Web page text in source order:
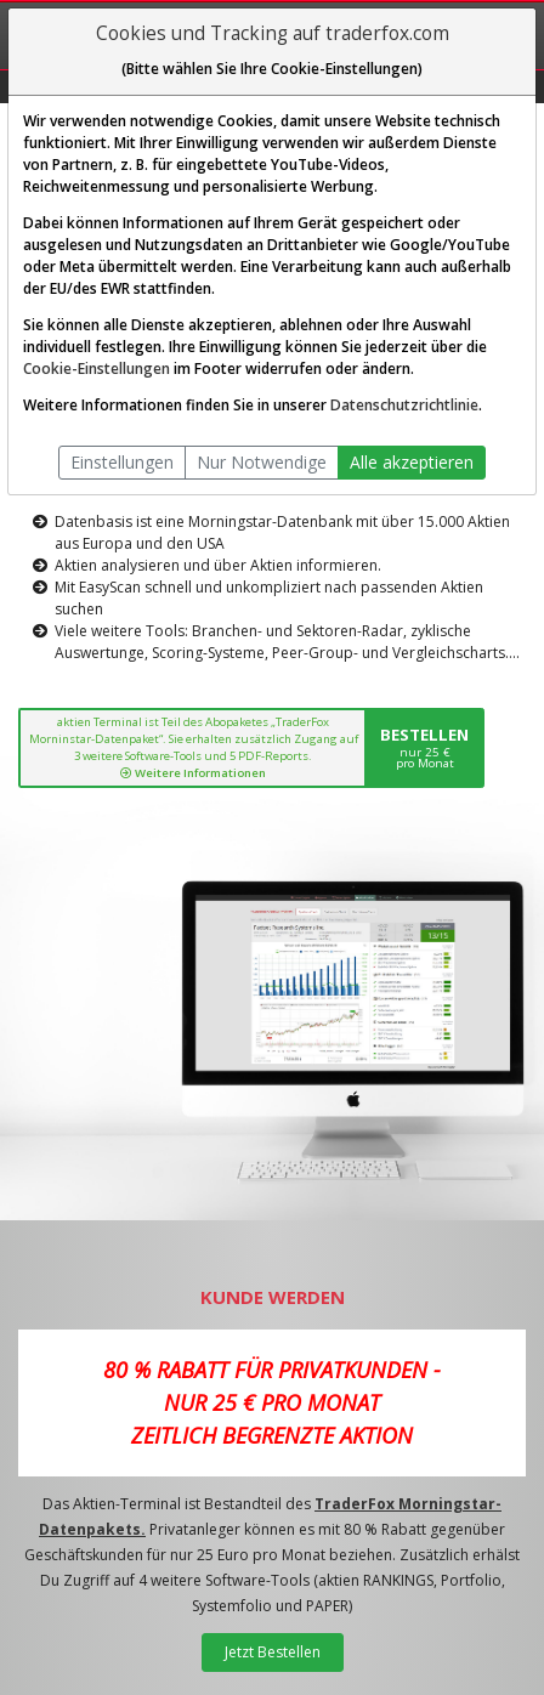
REGIS-
TRIEREN
Diese Funktion ist nur für
AKTIEN-TERMINAL
Die Aktienanalyse-Plattform von
TraderFox
Datenbasis ist eine Morningstar-Datenbank mit über 15.000 Aktien
aus Europa und den USA
Aktien analysieren und über Aktien informieren.
Mit EasyScan schnell und unkompliziert nach passenden Aktien
suchen
Viele weitere Tools: Branchen- und Sektoren-Radar, zyklische
Auswertunge, Scoring-Systeme, Peer-Group- und Vergleichscharts....
aktien Terminal ist Teil des Abopaketes „TraderFox
Morninstar-Datenpaket“. Sie erhalten zusätzlich Zugang auf
3 weitere Software-Tools und 5 PDF-Reports.
Weitere Informationen
BESTELLEN
nur 25 €
pro Monat
KUNDE WERDEN
80 % RABATT FÜR PRIVATKUNDEN -
NUR 25 € PRO MONAT
ZEITLICH BEGRENZTE AKTION
Das Aktien-Terminal ist Bestandteil des TraderFox Morningstar-
Datenpakets. Privatanleger können es mit 80 % Rabatt gegenüber
Geschäftskunden für nur 25 Euro pro Monat beziehen. Zusätzlich erhälst
Du Zugriff auf 4 weitere Software-Tools (aktien RANKINGS, Portfolio,
Systemfolio und PAPER)
Jetzt Bestellen
Cookies und Tracking auf traderfox.com
(Bitte wählen Sie Ihre Cookie-Einstellungen)
Wir verwenden notwendige Cookies, damit unsere Website technisch
funktioniert. Mit Ihrer Einwilligung verwenden wir außerdem Dienste
von Partnern, z. B. für eingebettete YouTube-Videos,
Reichweitenmessung und personalisierte Werbung.
Dabei können Informationen auf Ihrem Gerät gespeichert oder
ausgelesen und Nutzungsdaten an Drittanbieter wie Google/YouTube
oder Meta übermittelt werden. Eine Verarbeitung kann auch außerhalb
der EU/des EWR stattfinden.
Sie können alle Dienste akzeptieren, ablehnen oder Ihre Auswahl
individuell festlegen. Ihre Einwilligung können Sie jederzeit über die
Cookie-Einstellungen im Footer widerrufen oder ändern.
Weitere Informationen finden Sie in unsererDatenschutzrichtlinie.
Einstellungen Nur Notwendige Alle akzeptieren